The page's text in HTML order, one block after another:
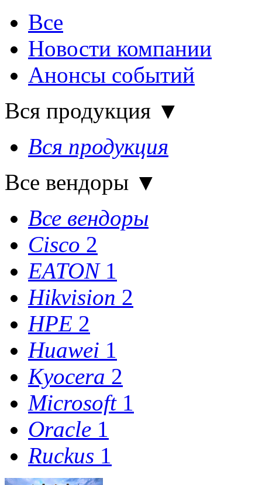
Все
Новости компании
Анонсы событий
Вся продукция ▼
Вся продукция
Все вендоры ▼
Все вендоры
Cisco 2
EATON 1
Hikvision 2
HPE 2
Huawei 1
Kyocera 2
Microsoft 1
Oracle 1
Ruckus 1